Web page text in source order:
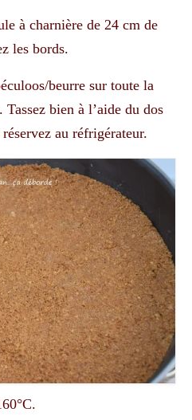
à charnière de 24 cm de
les bords.
beurre sur toute la
bien à l’aide du dos
au réfrigérateur.